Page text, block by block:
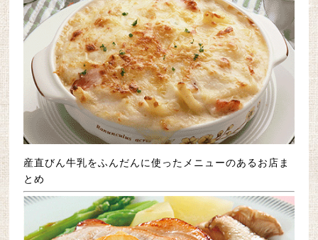
た。
2018/10/09西区の施設「ファーストチャイルド」が追加
になりました。
2018/10/09糸島のお店「にぎやかな春」が追加になりま
した。
2018/10/05中央区のお店「カフェプリメイル」が追加に
なりました。
2018/10/05早良区のお店「おうち日和」が追加になりま
した。
ュ」が追加になりました。
2018/10/01
2018/10/01
早良区のお店「ペルル」が追加になりまし
2018/09/26筑紫野の幼稚園「サルナートの森幼稚園」が
産直びん牛乳をふんだんに使ったメニューのあるお店ま
とめ